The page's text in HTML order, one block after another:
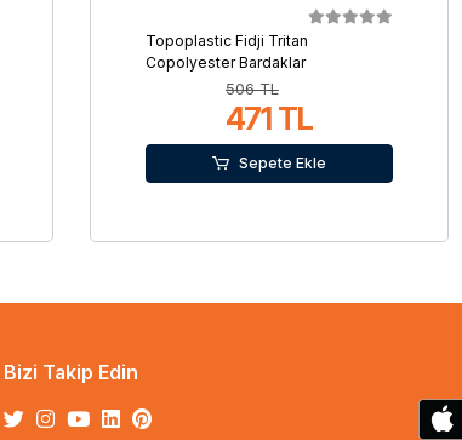
Topoplastic Fidji Tritan
Copolyester Bardaklar
506 TL
471 TL
Sepete Ekle
Bizi Takip Edin